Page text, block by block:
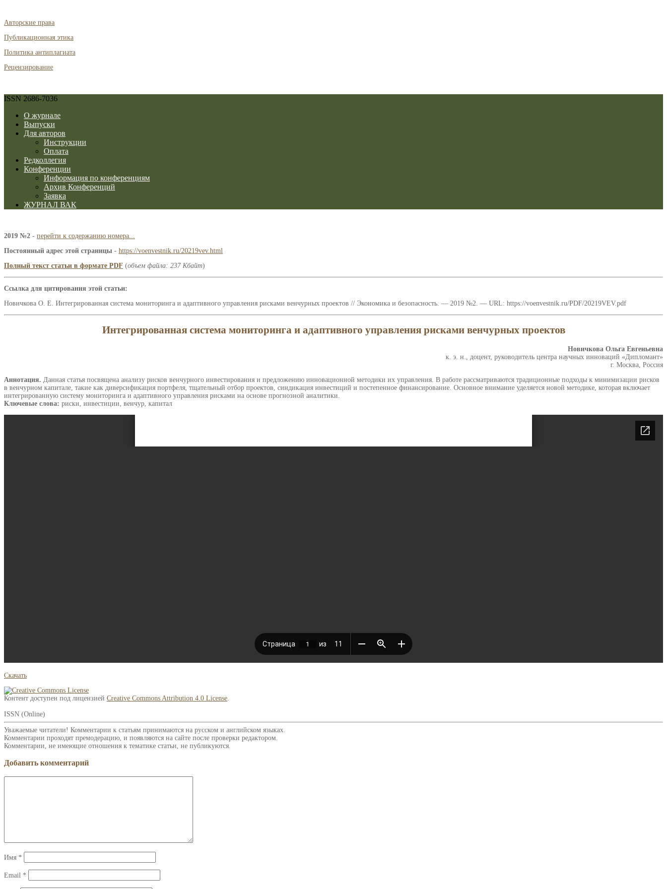
Авторские права
Публикационная этика
Политика антиплагиата
Рецензирование
ISSN 2686-7036
О журнале
Выпуски
Для авторов
Инструкции
Оплата
Редколлегия
Конференции
Информация по конференциям
Архив Конференций
Заявка
ЖУРНАЛ ВАК
2019 №2 - перейти к содержанию номера...
Постоянный адрес этой страницы - https://voenvestnik.ru/20219vev.html
Полный текст статьи в формате PDF (объем файла: 237 Кбайт)
Ссылка для цитирования этой статьи:
Новичкова О. Е. Интегрированная система мониторинга и адаптивного управления рисками венчурных проектов // Экономика и безопасность. — 2019 №2. — URL: https://voenvestnik.ru/PDF/20219VEV.pdf
Интегрированная система мониторинга и адаптивного управления рисками венчурных проектов
Новичкова Ольга Евгеньевна
к. э. н., доцент, руководитель центра научных инноваций «Дипломант»
г. Москва, Россия
Аннотация. Данная статья посвящена анализу рисков венчурного инвестирования и предложению инновационной методики их управления. В работе рассматриваются традиционные подходы к минимизации рисков
в венчурном капитале, такие как диверсификация портфеля, тщательный отбор проектов, синдикация инвестиций и постепенное финансирование. Основное внимание уделяется новой методике, которая включает
интегрированную систему мониторинга и адаптивного управления рисками на основе прогнозной аналитики.
Ключевые слова: риски, инвестиции, венчур, капитал
Скачать
Контент доступен под лицензией Creative Commons Attribution 4.0 License
ISSN (Online)
Уважаемые читатели! Комментарии к статьям принимаются на русском и английском языках.
Комментарии проходят премодерацию, и появляются на сайте после проверки редактором.
Комментарии, не имеющие отношения к тематике статьи, не публикуются.
Добавить комментарий
Имя *
Email *